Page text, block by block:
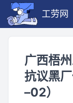
工劳网
广西梧州
抗议黑
–02）